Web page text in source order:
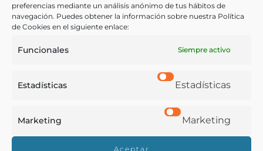
preferencias mediante un análisis anónimo de tus hábitos de
navegación. Puedes obtener la información sobre nuestra Política
de Cookies en el siguiente enlace:
Funcionales Siempre activo
Estadísticas Estadísticas
Marketing Marketing
Aceptar
Floranes, Rafael
Madrid - 1890
Real Academia de Gastronomía